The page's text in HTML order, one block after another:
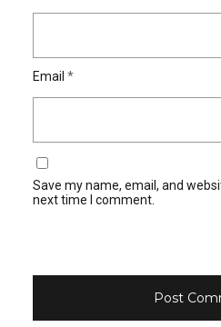
Email *
Save my name, email, and
next time I comment.